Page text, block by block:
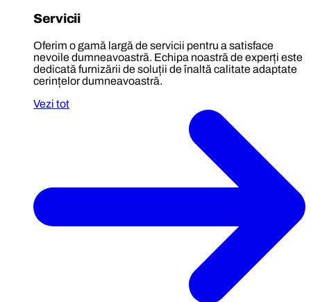
Servicii
Oferim o gamă largă de servicii pentru a satisface
nevoile dumneavoastră. Echipa noastră de experți este
dedicată furnizării de soluții de înaltă calitate adaptate
cerințelor dumneavoastră.
Vezi tot